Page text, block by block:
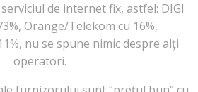
de internet fix, astfel: DIGI
Orange/Telekom cu 16%,
nu se spune nimic despre alți
operatori.